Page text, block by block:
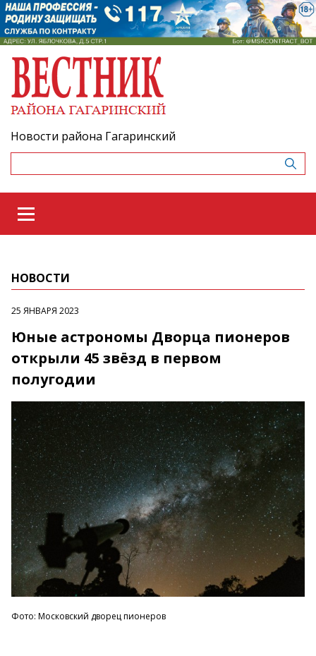
Новости района Гагаринский
НОВОСТИ
25 ЯНВАРЯ 2023
Юные астрономы Дворца пионеров
открыли 45 звёзд в первом
полугодии
Фото: Московский дворец пионеров